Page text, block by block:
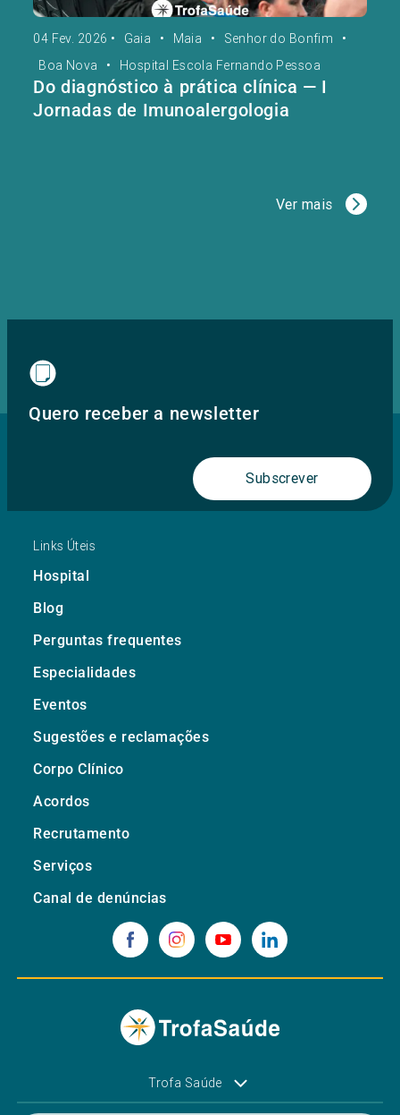
04 Fev. 2026 • Gaia • Maia • Senhor do Bonfim
•
Boa Nova
• Hospital Escola Fernando Pessoa
Do diagnóstico à prática clínica — I
Jornadas de Imunoalergologia
Ver mais
Quero receber a newsletter
Subscrever
Links Úteis
Hospital
Blog
Perguntas frequentes
Especialidades
Eventos
Sugestões e reclamações
Corpo Clínico
Acordos
Recrutamento
Serviços
Canal de denúncias
Trofa Saúde